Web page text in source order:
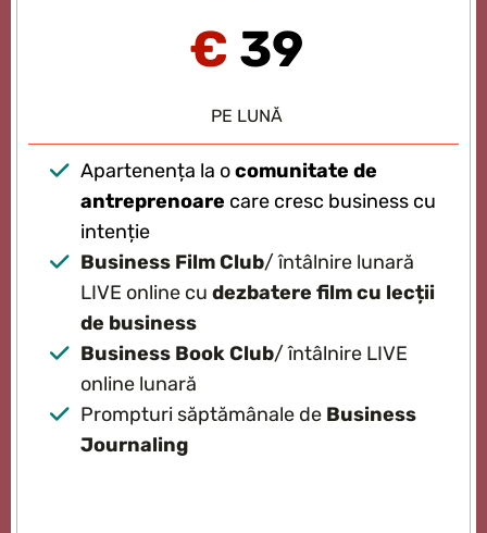
€ 39
PE LUNĂ
Apartenența la ocomunitate de
antreprenoare care cresc business cu
intenție
Business Film Club/ întâlnire lunară
LIVE online cu dezbatere film cu lecții
de business
Business Book Club/ întâlnire LIVE
online lunară
Prompturi săptămânale de Business
Journaling